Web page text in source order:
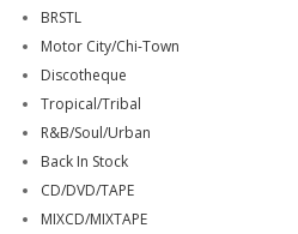
BRSTL
Motor City/Chi-Town
Discotheque
Tropical/Tribal
R&B/Soul/Urban
Back In Stock
CD/DVD/TAPE
MIXCD/MIXTAPE